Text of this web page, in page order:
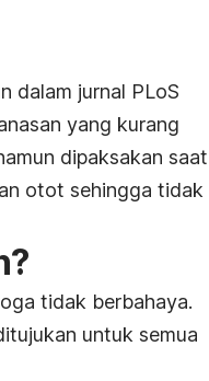
dalam jurnal PLoS
yang kurang
dipaksakan saat
otot sehingga tidak
tidak berbahaya.
untuk semua